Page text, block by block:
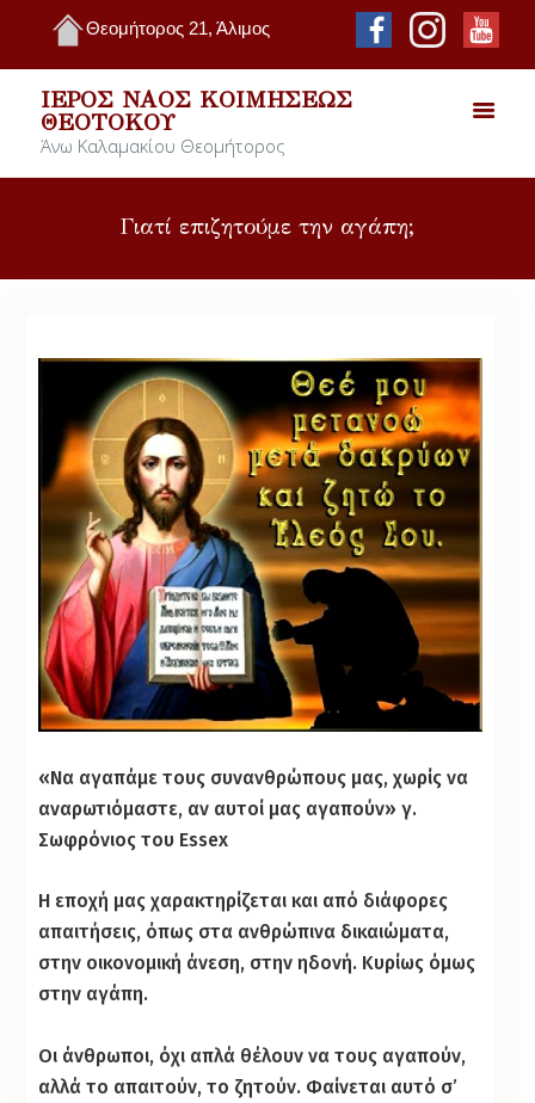
Θεομήτορος 21, Άλιμος
ΙΕΡΌΣ ΝΑΌΣ ΚΟΙΜΉΣΕΩΣ
ΘΕΟΤΌΚΟΥ
Άνω Καλαμακίου Θεομήτορος
Γιατί επιζητούμε την αγάπη;
«Να αγαπάμε τους συνανθρώπους μας, χωρίς να
αναρωτιόμαστε, αν αυτοί μας αγαπούν» γ.
Σωφρόνιος του Essex
Η εποχή μας χαρακτηρίζεται και από διάφορες
απαιτήσεις, όπως στα ανθρώπινα δικαιώματα,
στην οικονομική άνεση, στην ηδονή. Κυρίως όμως
στην αγάπη.
Οι άνθρωποι, όχι απλά θέλουν να τους αγαπούν,
αλλά το απαιτούν, το ζητούν. Φαίνεται αυτό σ’